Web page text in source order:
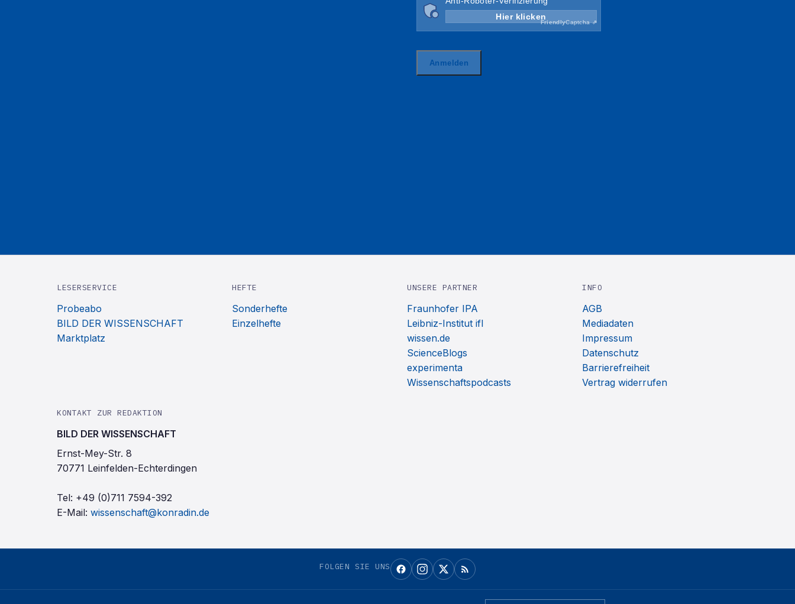
LESERSERVICE
Probeabo
BILD DER WISSENSCHAFT
Marktplatz
HEFTE
Sonderhefte
Einzelhefte
UNSERE PARTNER
Fraunhofer IPA
Leibniz-Institut ifl
wissen.de
ScienceBlogs
experimenta
Wissenschaftspodcasts
INFO
AGB
Mediadaten
Impressum
Datenschutz
Barrierefreiheit
Vertrag widerrufen
KONTAKT ZUR REDAKTION
BILD DER WISSENSCHAFT
Ernst-Mey-Str. 8
70771 Leinfelden-Echterdingen
Tel: +49 (0)711 7594-392
E-Mail: wissenschaft@konradin.de
FOLGEN SIE UNS